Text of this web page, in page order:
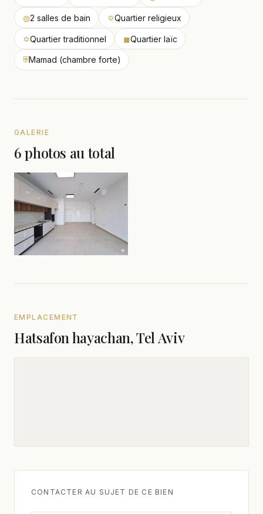
◍2 salles de bain ✡Quartier religieux
✡Quartier traditionnel ◼Quartier laïc
⛨Mamad (chambre forte)
GALERIE
6 photos au total
EMPLACEMENT
Hatsafon hayachan, Tel Aviv
CONTACTER AU SUJET DE CE BIEN